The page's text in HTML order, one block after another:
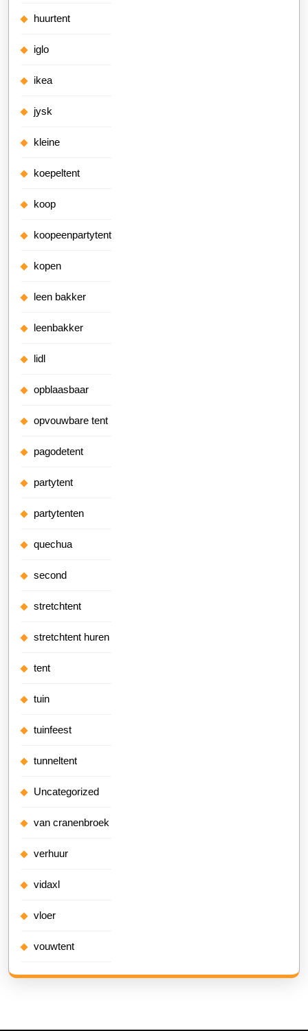
huurtent
iglo
ikea
jysk
kleine
koepeltent
koop
koopeenpartytent
kopen
leen bakker
leenbakker
lidl
opblaasbaar
opvouwbare tent
pagodetent
partytent
partytenten
quechua
second
stretchtent
stretchtent huren
tent
tuin
tuinfeest
tunneltent
Uncategorized
van cranenbroek
verhuur
vidaxl
vloer
vouwtent